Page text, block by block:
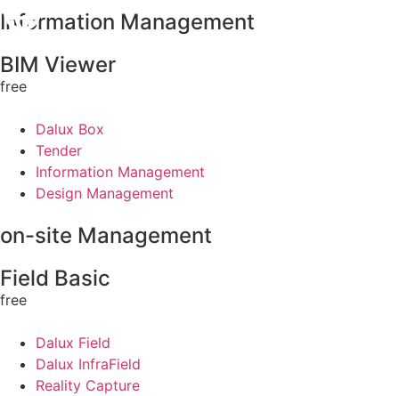
Information Management
BIM Viewer
free
Dalux Box
Tender
Information Management
Design Management
on-site Management
Field Basic
free
Dalux Field
Dalux InfraField
Reality Capture